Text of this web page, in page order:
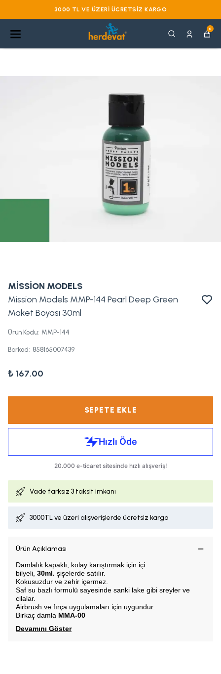
3000 TL VE ÜZERI ÜCRETSIZ KARGO
0
MİSSİON MODELS
Mission Models MMP-144 Pearl Deep Green
Maket Boyası 30ml
Ürün Kodu: MMP-144
Barkod: 858165007439
₺ 167.00
SEPETE EKLE
Vade farksız 3 taksit imkanı
3000TL ve üzeri alışverişlerde ücretsiz kargo
Ürün Açıklaması
Damlalık kapaklı, kolay karıştırmak için içi
bilyeli, 30ml. şişelerde satılır.
Kokusuzdur ve zehir içermez.
Saf su bazlı formulü sayesinde sanki lake gibi sreyler ve
cilalar.
Airbrush ve fırça uygulamaları için uygundur.
Birkaç damla MMA-00
Devamını Göster